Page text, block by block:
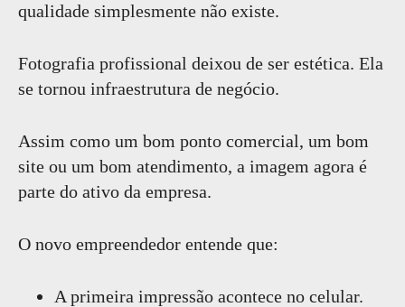
qualidade simplesmente não existe.
Fotografia profissional deixou de ser estética. Ela
se tornou infraestrutura de negócio.
Assim como um bom ponto comercial, um bom
site ou um bom atendimento, a imagem agora é
parte do ativo da empresa.
O novo empreendedor entende que:
A primeira impressão acontece no celular.